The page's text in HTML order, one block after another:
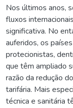
Nos últimos anos,
fluxos
significativa. No
auferidos, os
protecionistas,
que têm ampliado
razão da redução
tarifária. Mais
técnica e sanitária